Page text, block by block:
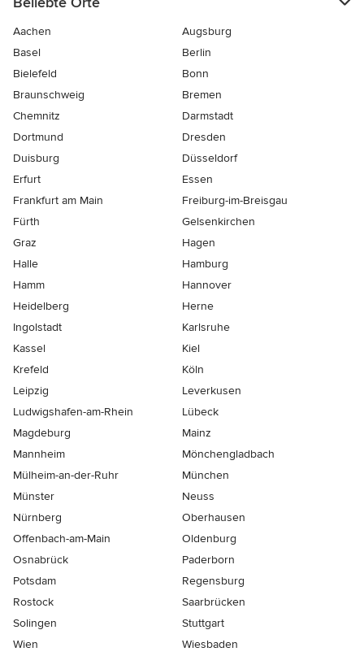
Aachen
Augsburg
Basel
Berlin
Bielefeld
Bonn
Braunschweig
Bremen
Chemnitz
Darmstadt
Dortmund
Dresden
Duisburg
Düsseldorf
Erfurt
Essen
Frankfurt am Main
Freiburg-im-Breisgau
Fürth
Gelsenkirchen
Graz
Hagen
Halle
Hamburg
Hamm
Hannover
Heidelberg
Herne
Ingolstadt
Karlsruhe
Kassel
Kiel
Krefeld
Köln
Leipzig
Leverkusen
Ludwigshafen-am-Rhein
Lübeck
Magdeburg
Mainz
Mannheim
Mönchen­gladbach
Mülheim-an-der-Ruhr
München
Münster
Neuss
Nürnberg
Oberhausen
Offenbach-am-Main
Oldenburg
Osnabrück
Paderborn
Potsdam
Regensburg
Rostock
Saarbrücken
Solingen
Stuttgart
Wien
Wiesbaden